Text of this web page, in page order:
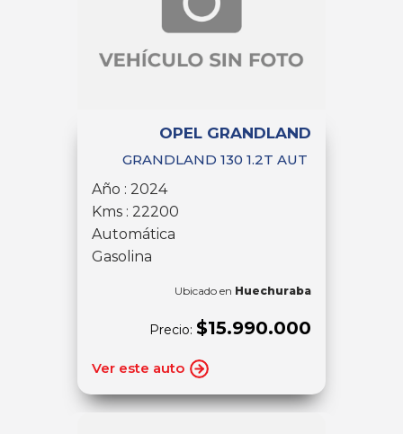
OPEL GRANDLAND
GRANDLAND 130 1.2T AUT
Año : 2024
Kms : 22200
Automática
Gasolina
Ubicado en Huechuraba
Precio: $15.990.000
Ver este auto